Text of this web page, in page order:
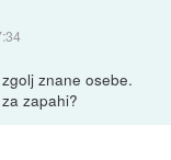
znane osebe.
zapahi?